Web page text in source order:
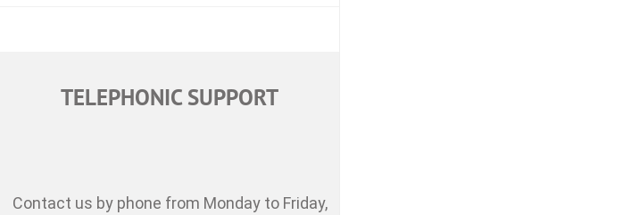
TELEPHONIC SUPPORT
Contact us by phone from Monday to Friday,